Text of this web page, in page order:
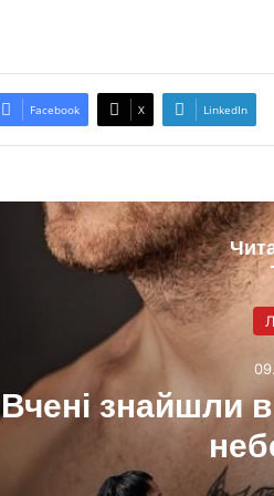
Facebook X LinkedIn
Вчені знайшли